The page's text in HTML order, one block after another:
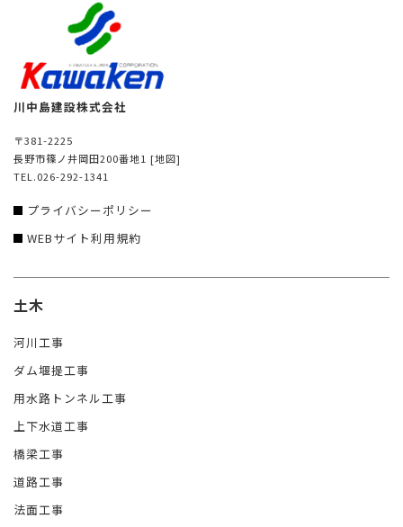
川中島建設株式会社
〒381-2225
長野市篠ノ井岡田200番地1 [地図]
TEL.026-292-1341
プライバシーポリシー
WEBサイト利用規約
土木
河川工事
ダム堰提工事
用水路トンネル工事
上下水道工事
橋梁工事
道路工事
法面工事